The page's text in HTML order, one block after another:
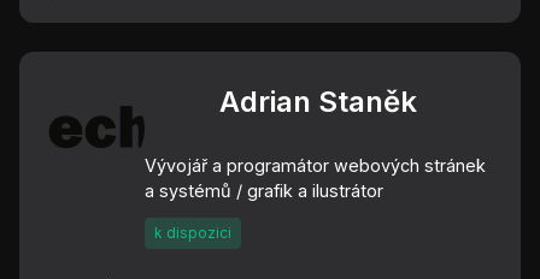
Adrian Staněk
Vývojář a programátor webových stránek
a systémů / grafik a ilustrátor
k dispozici